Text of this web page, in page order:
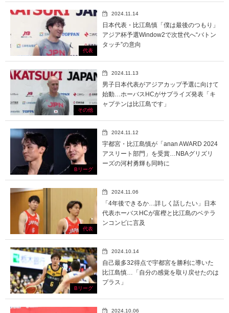
代表
2024.11.14
日本代表・比江島慎「僕は最後のつもり」
アジア杯予選Window2で次世代へ“バトン
タッチ”の意向
その他
2024.11.13
男子日本代表がアジアカップ予選に向けて
始動…ホーバスHCがサプライズ発表「キ
ャプテンは比江島です」
Bリーグ
2024.11.12
宇都宮・比江島慎が「anan AWARD 2024
アスリート部門」を受賞…NBAグリズリ
ーズの河村勇輝も同時に
代表
2024.11.06
「4年後できるか…詳しく話したい」日本
代表ホーバスHCが富樫と比江島のベテラ
ンコンビに言及
Bリーグ
2024.10.14
自己最多32得点で宇都宮を勝利に導いた
比江島慎…「自分の感覚を取り戻せたのは
プラス」
2024.10.06